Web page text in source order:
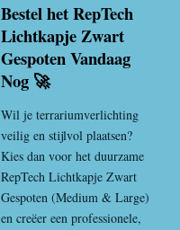
Bestel het RepTech
Lichtkapje Zwart
Gespoten Vandaag
Nog 🚀
Wil je terrariumverlichting
veilig en stijlvol plaatsen?
Kies dan voor het duurzame
RepTech Lichtkapje Zwart
Gespoten (Medium & Large)
en creëer een professionele,